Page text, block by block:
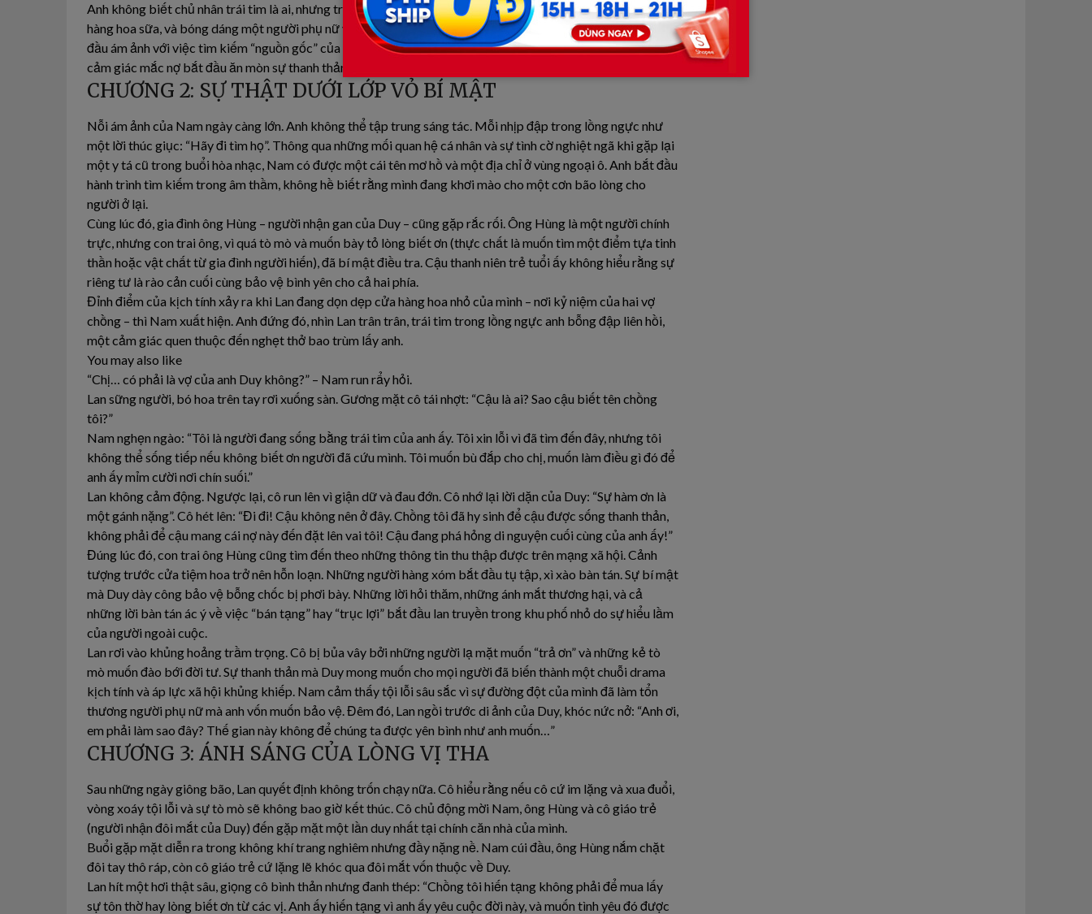
Anh không biết chủ nhân trái tim là ai, nhưng trong những giấc mơ, anh thường thấy một con phố nhỏ có
hàng hoa sữa, và bóng dáng một người phụ nữ với đôi vai gầy hay đứng chờ dưới ánh đèn vàng. Nam bắt
đầu ám ảnh với việc tìm kiếm “nguồn gốc” của mình, dù bác sĩ đã từ chối cung cấp thông tin. Sự tò mò và
cảm giác mắc nợ bắt đầu ăn mòn sự thanh thản mà Duy hằng mong muốn cho họ.
CHƯƠNG 2: SỰ THẬT DƯỚI LỚP VỎ BÍ MẬT
Nỗi ám ảnh của Nam ngày càng lớn. Anh không thể tập trung sáng tác. Mỗi nhịp đập trong lồng ngực như
một lời thúc giục: “Hãy đi tìm họ”. Thông qua những mối quan hệ cá nhân và sự tình cờ nghiệt ngã khi gặp lại
một y tá cũ trong buổi hòa nhạc, Nam có được một cái tên mơ hồ và một địa chỉ ở vùng ngoại ô. Anh bắt đầu
hành trình tìm kiếm trong âm thầm, không hề biết rằng mình đang khơi mào cho một cơn bão lòng cho
người ở lại.
Cùng lúc đó, gia đình ông Hùng – người nhận gan của Duy – cũng gặp rắc rối. Ông Hùng là một người chính
trực, nhưng con trai ông, vì quá tò mò và muốn bày tỏ lòng biết ơn (thực chất là muốn tìm một điểm tựa tinh
thần hoặc vật chất từ gia đình người hiến), đã bí mật điều tra. Cậu thanh niên trẻ tuổi ấy không hiểu rằng sự
riêng tư là rào cản cuối cùng bảo vệ bình yên cho cả hai phía.
Đỉnh điểm của kịch tính xảy ra khi Lan đang dọn dẹp cửa hàng hoa nhỏ của mình – nơi kỷ niệm của hai vợ
chồng – thì Nam xuất hiện. Anh đứng đó, nhìn Lan trân trân, trái tim trong lồng ngực anh bỗng đập liên hồi,
một cảm giác quen thuộc đến nghẹt thở bao trùm lấy anh.
You may also like
“Chị… có phải là vợ của anh Duy không?” – Nam run rẩy hỏi.
Lan sững người, bó hoa trên tay rơi xuống sàn. Gương mặt cô tái nhợt: “Cậu là ai? Sao cậu biết tên chồng
tôi?”
Nam nghẹn ngào: “Tôi là người đang sống bằng trái tim của anh ấy. Tôi xin lỗi vì đã tìm đến đây, nhưng tôi
không thể sống tiếp nếu không biết ơn người đã cứu mình. Tôi muốn bù đắp cho chị, muốn làm điều gì đó để
anh ấy mỉm cười nơi chín suối.”
Lan không cảm động. Ngược lại, cô run lên vì giận dữ và đau đớn. Cô nhớ lại lời dặn của Duy: “Sự hàm ơn là
một gánh nặng”. Cô hét lên: “Đi đi! Cậu không nên ở đây. Chồng tôi đã hy sinh để cậu được sống thanh thản,
không phải để cậu mang cái nợ này đến đặt lên vai tôi! Cậu đang phá hỏng di nguyện cuối cùng của anh ấy!”
Đúng lúc đó, con trai ông Hùng cũng tìm đến theo những thông tin thu thập được trên mạng xã hội. Cảnh
tượng trước cửa tiệm hoa trở nên hỗn loạn. Những người hàng xóm bắt đầu tụ tập, xì xào bàn tán. Sự bí mật
mà Duy dày công bảo vệ bỗng chốc bị phơi bày. Những lời hỏi thăm, những ánh mắt thương hại, và cả
những lời bàn tán ác ý về việc “bán tạng” hay “trục lợi” bắt đầu lan truyền trong khu phố nhỏ do sự hiểu lầm
của người ngoài cuộc.
Lan rơi vào khủng hoảng trầm trọng. Cô bị bủa vây bởi những người lạ mặt muốn “trả ơn” và những kẻ tò
mò muốn đào bới đời tư. Sự thanh thản mà Duy mong muốn cho mọi người đã biến thành một chuỗi drama
kịch tính và áp lực xã hội khủng khiếp. Nam cảm thấy tội lỗi sâu sắc vì sự đường đột của mình đã làm tổn
thương người phụ nữ mà anh vốn muốn bảo vệ. Đêm đó, Lan ngồi trước di ảnh của Duy, khóc nức nở: “Anh ơi,
em phải làm sao đây? Thế gian này không để chúng ta được yên bình như anh muốn…”
CHƯƠNG 3: ÁNH SÁNG CỦA LÒNG VỊ THA
Sau những ngày giông bão, Lan quyết định không trốn chạy nữa. Cô hiểu rằng nếu cô cứ im lặng và xua đuổi,
vòng xoáy tội lỗi và sự tò mò sẽ không bao giờ kết thúc. Cô chủ động mời Nam, ông Hùng và cô giáo trẻ
(người nhận đôi mắt của Duy) đến gặp mặt một lần duy nhất tại chính căn nhà của mình.
Buổi gặp mặt diễn ra trong không khí trang nghiêm nhưng đầy nặng nề. Nam cúi đầu, ông Hùng nắm chặt
đôi tay thô ráp, còn cô giáo trẻ cứ lặng lẽ khóc qua đôi mắt vốn thuộc về Duy.
Lan hít một hơi thật sâu, giọng cô bình thản nhưng đanh thép: “Chồng tôi hiến tạng không phải để mua lấy
sự tôn thờ hay lòng biết ơn từ các vị. Anh ấy hiến tạng vì anh ấy yêu cuộc đời này, và muốn tình yêu đó được